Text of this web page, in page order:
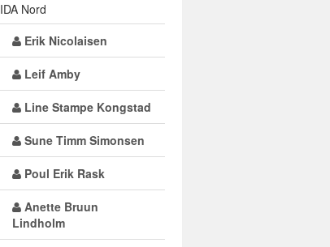
IDA Nord
Erik Nicolaisen
Leif Amby
Line Stampe Kongstad
Sune Timm Simonsen
Poul Erik Rask
Anette Bruun
Lindholm